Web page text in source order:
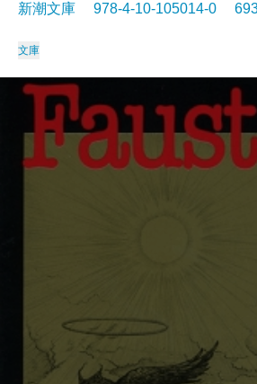
新潮文庫 978-4-10-105014-0
文庫